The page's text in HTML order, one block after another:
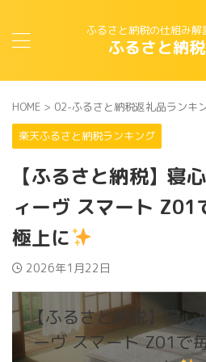
ふるさと納税の仕組み解
ふるさと納
HOME > 02-ふるさと納税返礼品ランキ
楽天ふるさと納税ランキング
【ふるさと納税】寝
ィーヴ スマート Z01
極上に
2026年1月22日
【ふるさと納税】寝心
ーヴ スマート Z01で